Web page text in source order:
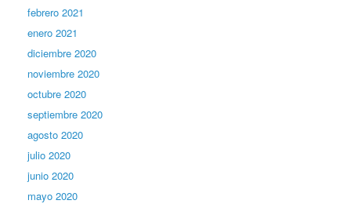
febrero 2021
enero 2021
diciembre 2020
noviembre 2020
octubre 2020
septiembre 2020
agosto 2020
julio 2020
junio 2020
mayo 2020